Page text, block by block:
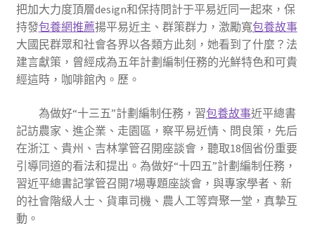
把加大力度頂層design和保持問計于平易近同一起來，保
持發包養網推薦揚平易近主、群策群力，激勵寬包養故事
大國民群眾和社會各界以各類方此刻，她看到了什麼？法
建言獻策，曾經成為五年計劃編制任務的光鮮特色和可貴
經這時，咖啡館內。歷。
為做好“十三五”計劃編制任務，習包養故事近平總書
記訪農家、進企業、走園區，察平易近情、問良策，先后
在浙江、貴州、吉林掌管召開座談會，聽取18個省份重要
引導同道的看法和提出。為做好“十四五”計劃編制任務，
習近平總書記掌管召開7場專題座談會，與專家學者、新
的社會階級人士、貨車司機、農人工等齊聚一堂，真摯互
動。